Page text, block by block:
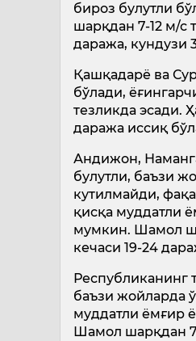
бироз булутли
шарқдан 7-12 м/с
даража, кундузи
Қашқадарё ва
бўлади,
тезликда эсади.
даража иссиқ
Андижон,
булутли, баъзи
кутилмайди,
қисқа муддатли
мумкин. Шамол
кечаси 19-24
Республиканинг
баъзи жойларда
муддатли ёмғир
Шамол шарқдан